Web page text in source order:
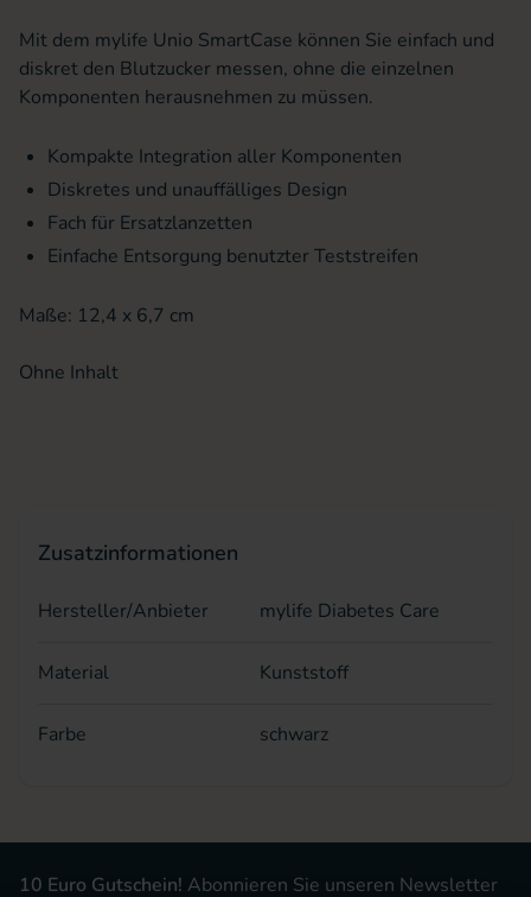
Mit dem mylife Unio SmartCase können Sie einfach und
diskret den Blutzucker messen, ohne die einzelnen
Komponenten herausnehmen zu müssen.
Kompakte Integration aller Komponenten
Diskretes und unauffälliges Design
Fach für Ersatzlanzetten
Einfache Entsorgung benutzter Teststreifen
Maße: 12,4 x 6,7 cm
Ohne Inhalt
Zusatzinformationen
Hersteller/Anbieter mylife Diabetes Care
Material Kunststoff
Farbe schwarz
10 Euro Gutschein! Abonnieren Sie unseren Newsletter